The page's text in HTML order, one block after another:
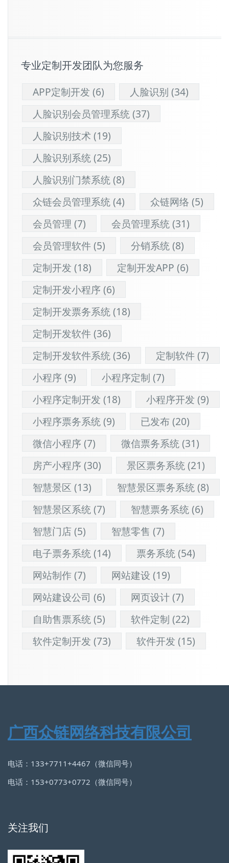
专业定制开发团队为您服务
APP定制开发 (6) 人脸识别 (34)
人脸识别会员管理系统(37)
人脸识别技术(19)
人脸识别系统(25)
人脸识别门禁系统(8)
众链会员管理系统(4) 众链网络 (5)
会员管理 (7) 会员管理系统(31)
会员管理软件(5) 分销系统(8)
定制开发 (18) 定制开发APP (6)
定制开发小程序(6)
定制开发票务系统(18)
定制开发软件(36)
定制开发软件系统(36) 定制软件(7)
小程序(9) 小程序定制 (7)
小程序定制开发 (18) 小程序开发 (9)
小程序票务系统(9) 已发布(20)
微信小程序(7) 微信票务系统(31)
房产小程序(30) 景区票务系统(21)
智慧景区 (13) 智慧景区票务系统(8)
智慧景区系统(7) 智慧票务系统(6)
智慧门店(5) 智慧零售 (7)
电子票务系统(14) 票务系统(54)
网站制作(7) 网站建设 (19)
网站建设公司 (6) 网页设计(7)
自助售票系统(5) 软件定制 (22)
软件定制开发 (73) 软件开发 (15)
广西众链网络科技有限公司
电话：133+7711+4467（微信同号）
电话：153+0773+0772（微信同号）
关注我们